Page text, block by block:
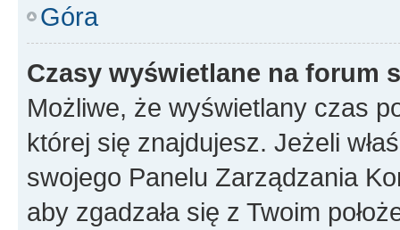
Góra
Czasy wyświetlane na forum
Możliwe, że wyświetlany czas
której się znajdujesz. Jeżeli
swojego Panelu Zarządzania
aby zgadzała się z Twoim